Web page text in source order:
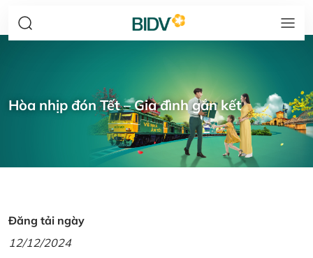
Hòa nhịp đón Tết – Gia đình gắn kết
Đăng tải ngày
12/12/2024